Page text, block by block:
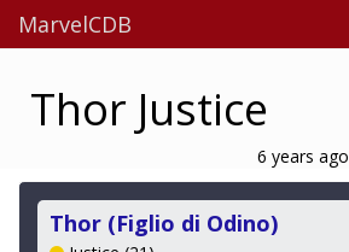
MarvelCDB
Thor Justice
6 years ago
Thor (Figlio di Odino)